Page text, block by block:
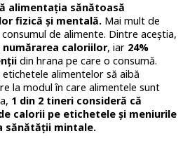
alimentația sănătoasă
fizică și mentală.Mai mult de
de alimente. Dintre aceștia,
numărarea caloriilor, iar 24%
din hrana pe care o consumă.
alimentelor să aibă
la modul în care alimentele sunt
1 din 2 tineri consideră că
calorii pe etichetele și meniurile
sănătății mintale.